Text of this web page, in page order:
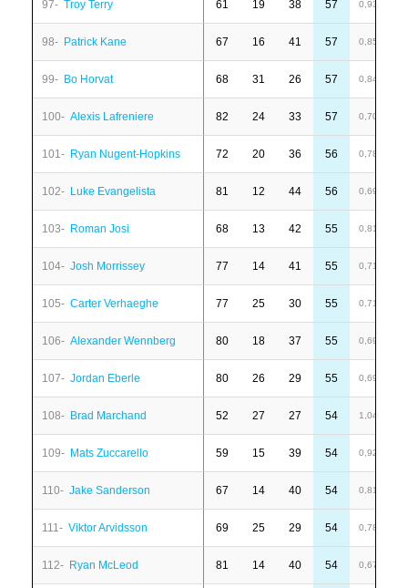
97- Troy Terry 61 19 38 57 0,93
98- Patrick Kane 67 16 41 57 0,85
99- Bo Horvat 68 31 26 57 0,84
100- Alexis Lafreniere 82 24 33 57 0,70
101- Ryan Nugent-Hopkins 72 20 36 56 0,78
102- Luke Evangelista 81 12 44 56 0,69
103- Roman Josi 68 13 42 55 0,81
104- Josh Morrissey 77 14 41 55 0,71
105- Carter Verhaeghe 77 25 30 55 0,71
106- Alexander Wennberg 80 18 37 55 0,69
107- Jordan Eberle 80 26 29 55 0,69
108- Brad Marchand 52 27 27 54 1,04
109- Mats Zuccarello 59 15 39 54 0,92
110- Jake Sanderson 67 14 40 54 0,81
111- Viktor Arvidsson 69 25 29 54 0,78
112- Ryan McLeod 81 14 40 54 0,67